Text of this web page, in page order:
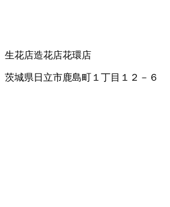
生花店造花店花環店
茨城県日立市鹿島町１丁目１２－６